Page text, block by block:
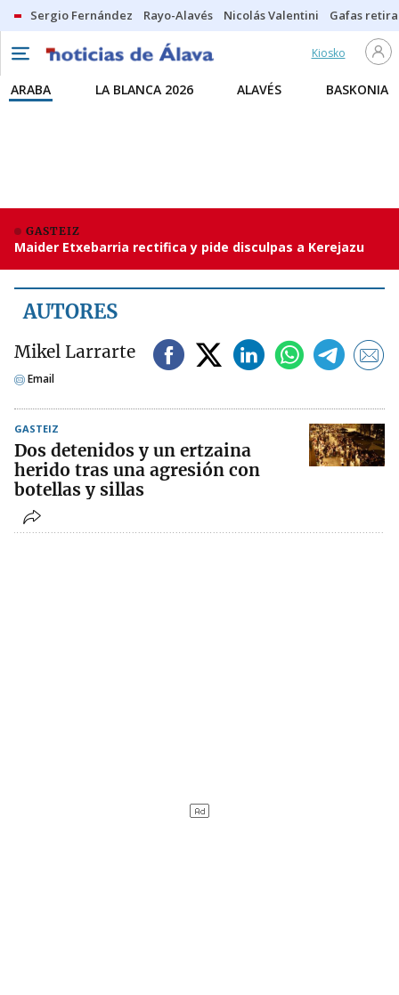
Sergio Fernández Rayo-Alavés Nicolás Valentini Gafas
Kiosko
ARABA LA BLANCA 2026 ALAVÉS BASKONIA
GASTEIZ
Maider Etxebarria rectifica y pide disculpas a Kerejazu
AUTORES
Mikel Larrarte
Email
GASTEIZ
Dos detenidos y un ertzaina
herido tras una agresión con
botellas y sillas